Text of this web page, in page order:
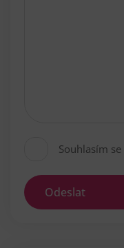
Souhlasím se
Odeslat